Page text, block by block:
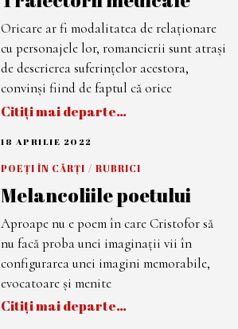
I
I
2
0
2
Oricare ar fi modalitatea de relaționare
cu personajele lor, romancierii sunt atrași
de descrierea suferințelor acestora,
convinși fiind de faptul că orice
Citiți mai departe…
18 APRILIE 2022
A
R
I
I
E
2
0
2
POEȚI ÎN CĂRȚI / RUBRICI
Melancoliile poetului
Aproape nu e poem în care Cristofor să
nu facă proba unei imaginații vii în
configurarea unei imagini memorabile,
evocatoare și menite
Citiți mai departe…